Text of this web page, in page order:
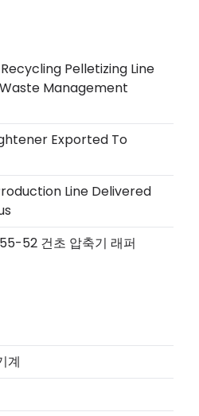
Pelletizing Line
Management
Exported To
Line Delivered
52 건초 압축기 래퍼
계